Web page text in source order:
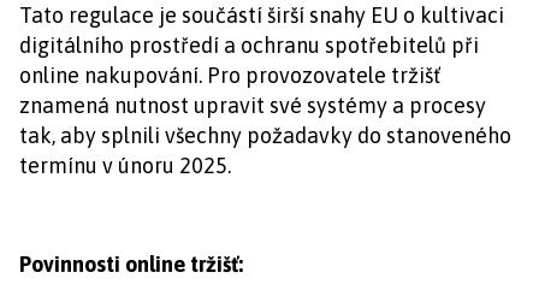
Tato regulace je součástí širší snahy EU o kultivaci
digitálního prostředí a ochranu spotřebitelů při
online nakupování. Pro provozovatele tržišť
znamená nutnost upravit své systémy a procesy
tak, aby splnili všechny požadavky do stanoveného
termínu v únoru 2025.
Povinnosti online tržišť: